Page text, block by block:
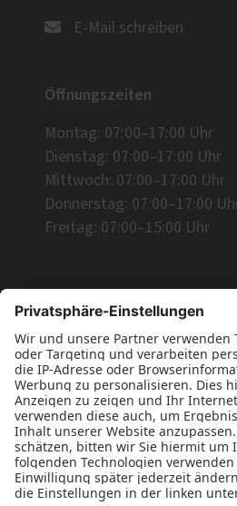
E-Mail schreiben
Öffnungszeiten
Montag: 07:00–17:00 Uhr
Dienstag: 07:00–17:00 Uhr
Mittwoch: 07:00–17:00 Uhr
Donnerstag: 07:00–17:00
Freitag: 07:00–15:00 Uhr
Datenschutz Impressum
Tischlerei Günter und Bernd